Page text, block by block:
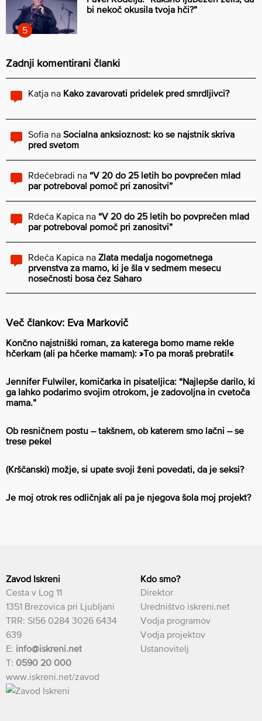
bi nekoč okusila tvoja hči?”
Zadnji komentirani članki
Katja na Kako zavarovati pridelek pred smrdljivci?
Sofia na Socialna anksioznost: ko se najstnik skriva
pred svetom
Rdečebradi na “V 20 do 25 letih bo povprečen mlad
par potreboval pomoč pri zanositvi”
Rdeča Kapica na “V 20 do 25 letih bo povprečen mlad
par potreboval pomoč pri zanositvi”
Rdeča Kapica na Zlata medalja nogometnega
prvenstva za mamo, ki je šla v sedmem mesecu
nosečnosti bosa čez Saharo
Več člankov: Eva Markovič
Končno najstniški roman, za katerega bomo mame rekle
hčerkam (ali pa hčerke mamam): »To pa moraš prebrati!«
Jennifer Fulwiler, komičarka in pisateljica: “Najlepše darilo, ki
ga lahko podarimo svojim otrokom, je zadovoljna in cvetoča
mama.”
Ob resničnem postu – takšnem, ob katerem smo lačni – se
trese pekel
(Krščanski) možje, si upate svoji ženi povedati, da je seksi?
Je moj otrok res odličnjak ali pa je njegova šola moj projekt?
Zavod Iskreni
Cesta v Log 11
1351 Brezovica pri Ljubljani
TRR: SI56 0284 3026 6434
639
E: info@iskreni.net
T: 0590 20 000
www.iskreni.net/zavod
Kdo smo?
Direktor
Uredništvo iskreni.net
Vodja programov
Vodja projektov
Ustanovitelj